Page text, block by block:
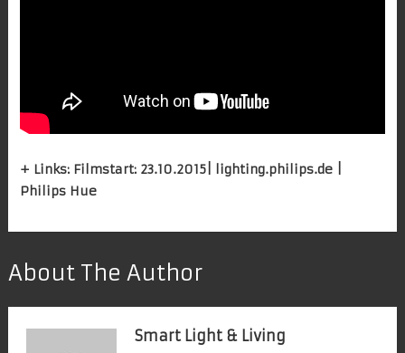
+ Links: Filmstart: 23.10.2015| lighting.philips.de|
Philips Hue
About The Author
Smart Light & Living